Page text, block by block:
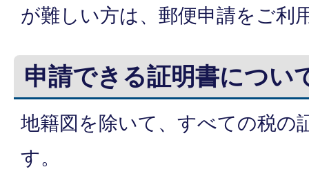
が難しい方は、郵便申請をご利
申請できる証明書につい
地籍図を除いて、すべての税の
す。